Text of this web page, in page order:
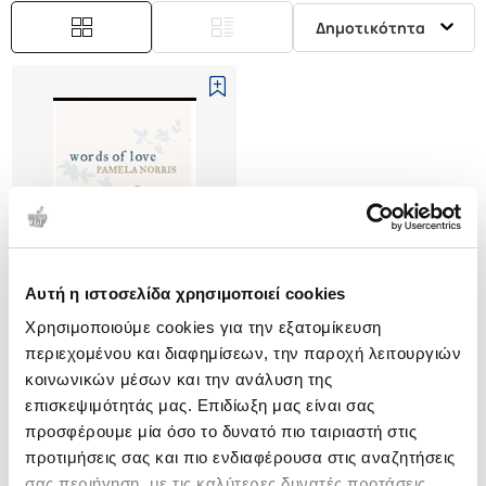
Αυτή η ιστοσελίδα χρησιμοποιεί cookies
Χρησιμοποιούμε cookies για την εξατομίκευση
περιεχομένου και διαφημίσεων, την παροχή λειτουργιών
κοινωνικών μέσων και την ανάλυση της
επισκεψιμότητάς μας. Επιδίωξη μας είναι σας
προσφέρουμε μία όσο το δυνατό πιο ταιριαστή στις
προτιμήσεις σας και πιο ενδιαφέρουσα στις αναζητήσεις
Δημοτικότητα
Εξαντλημένο
(0)
(H/B) WORDS OF LOVE
PASSIONATE WOMEN FROM
HELOISE TO SYLVIA PLATH
NORRIS PAMELA
Κωδ. Πολιτείας:0931-0293